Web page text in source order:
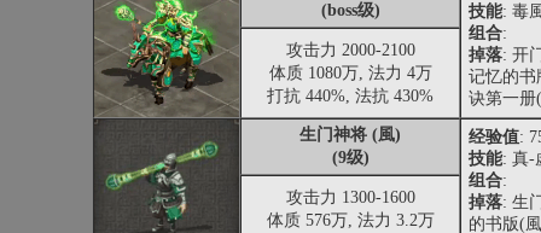
(boss级)
技能: 毒
组合:
掉落: 开
记忆的
诀第一册
攻击力 2000-2100
体质 1080万, 法力 4万
打抗 440%, 法抗 430%
生门神将 (風)
(9级)
经验值:
技能: 真-
组合:
掉落: 生
的书版(
攻击力 1300-1600
体质 576万, 法力 3.2万